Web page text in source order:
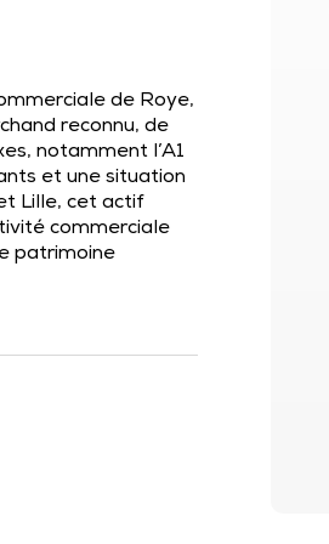
de Roye,
reconnu, de
notamment l’A1
et une situation
Lille, cet actif
commerciale
patrimoine